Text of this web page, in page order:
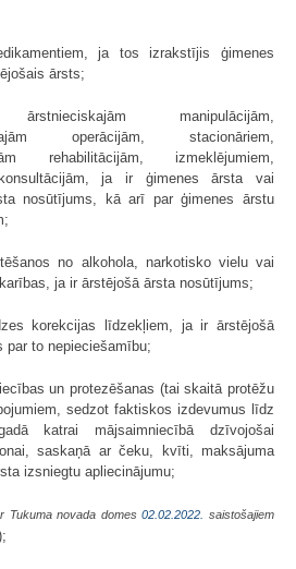
ja tos izrakstījis ģimenes
ārsts;
manipulācijām,
operācijām, stacionāriem,
rehabilitācijām, izmeklējumiem,
ja ir ģimenes ārsta vai
nosūtījums, kā arī par ģimenes ārstu
no alkohola, narkotisko vielu vai
ja ir ārstējošā ārsta nosūtījums;
korekcijas līdzekļiem, ja ir ārstējošā
par to nepieciešamību;
un protezēšanas (tai skaitā protēžu
sedzot faktiskos izdevumus līdz
katrai mājsaimniecībā dzīvojošai
saskaņā ar čeku, kvīti, maksājuma
izsniegtu apliecinājumu;
Tukuma novada domes02.02.2022.
saistošajiem